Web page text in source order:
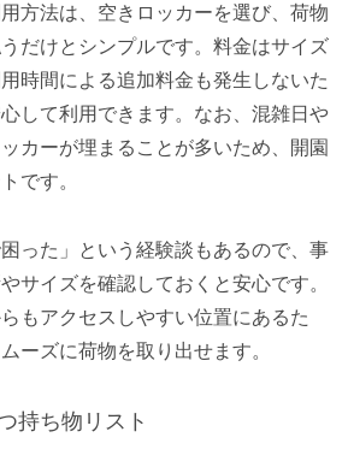
方法は、空きロッカーを選び、荷物
だけとシンプルです。料金はサイズ
時間による追加料金も発生しないた
して利用できます。なお、混雑日や
カーが埋まることが多いため、開園
です。
困った」という経験談もあるので、事
サイズを確認しておくと安心です。
もアクセスしやすい位置にあるた
ーズに荷物を取り出せます。
持ち物リスト